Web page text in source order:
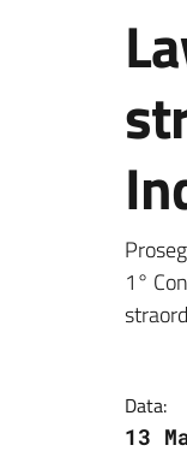
1°
Data:
13